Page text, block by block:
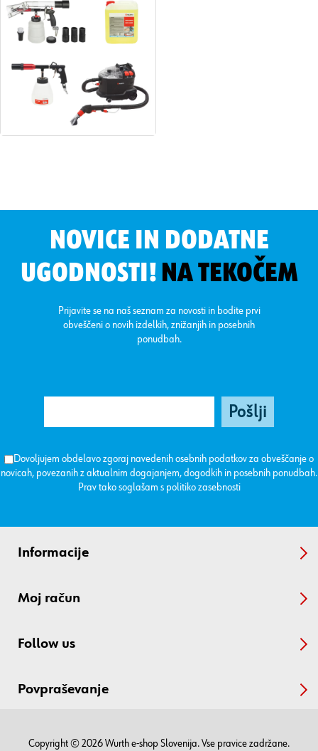
NOVICE IN DODATNE
UGODNOSTI! NA TEKOČEM
Prijavite se na naš seznam za novosti in bodite prvi
obveščeni o novih izdelkih, znižanjih in posebnih
ponudbah.
Dovoljujem obdelavo zgoraj navedenih osebnih podatkov za obveščanje o
novicah, povezanih z aktualnim dogajanjem, dogodkih in posebnih ponudbah.
Prav tako soglašam s politiko zasebnosti
Informacije
Moj račun
Follow us
Povpraševanje
Copyright © 2026 Wurth e-shop Slovenija. Vse pravice zadržane.